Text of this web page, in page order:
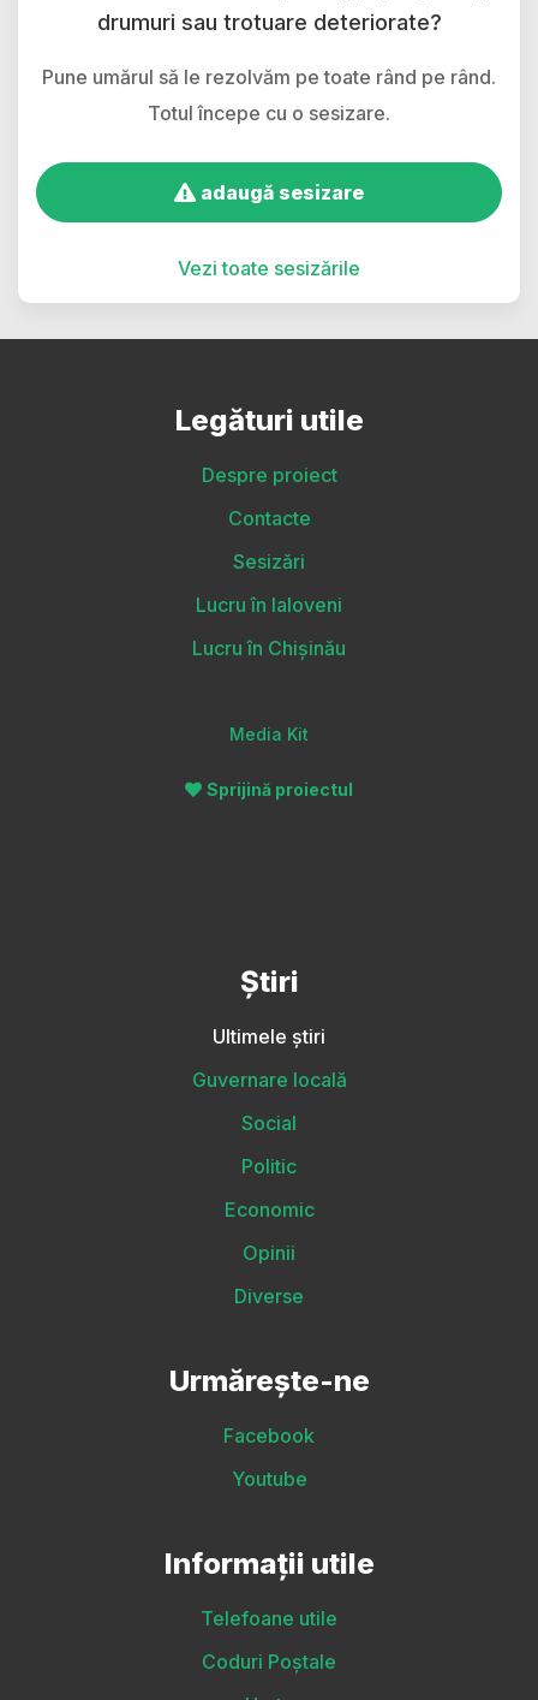
drumuri sau trotuare deteriorate?
Pune umărul să le rezolvăm pe toate rând pe rând.
Totul începe cu o sesizare.
adaugă sesizare
Vezi toate sesizările
Legături utile
Despre proiect
Contacte
Sesizări
Lucru în Ialoveni
Lucru în Chișinău
Media Kit
Sprijină proiectul
Știri
Ultimele știri
Guvernare locală
Social
Politic
Economic
Opinii
Diverse
Urmărește-ne
Facebook
Youtube
Informații utile
Telefoane utile
Coduri Poștale